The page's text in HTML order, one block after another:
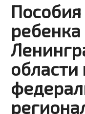
ребенка
области